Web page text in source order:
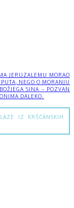
JERUZALEMU MORAO
NEGO O MORANJU
SINA – POZVAN
DALEKO.
IZ KRŠĆANSKIH